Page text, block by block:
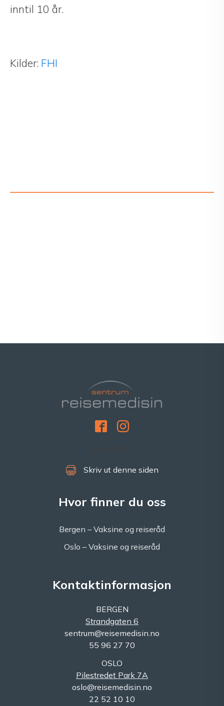
inntil 10 år.
Kilder: FHI
Skriv ut denne siden
Hvor finner du oss
Bergen – Vaksine og reiseråd
Oslo – Vaksine og reiseråd
Kontaktinformasjon
BERGEN
Strandgaten 6
sentrum@reisemedisin.no
55 96 27 70
OSLO
Pilestredet Park 7A
oslo@reisemedisin.no
22 52 10 10